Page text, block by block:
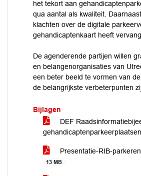
het tekort aan
qua aantal als kwaliteit.
klachten over de digitale
gehandicaptenkaart heeft
De agenderende partijen willen
en belangenorganisaties van
een beter beeld te vormen van
de belangrijkste verbeterpunten
Bijlagen
DEF
Presentatie-RIB-
13 MB